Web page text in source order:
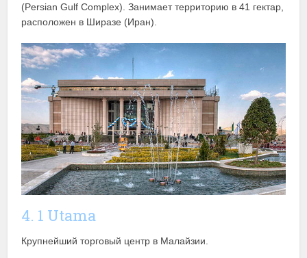
(Persian Gulf Complex). Занимает территорию в 41 гектар,
расположен в Ширазе (Иран).
4. 1 Utama
Крупнейший торговый центр в Малайзии.